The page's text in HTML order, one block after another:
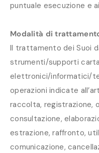
puntuale esecuzione e
Modalità di
Il trattamento dei Suoi
strumenti/supporti
elettronici/informatici/
operazioni indicate
raccolta, registrazione,
consultazione,
estrazione, raffronto,
comunicazione,